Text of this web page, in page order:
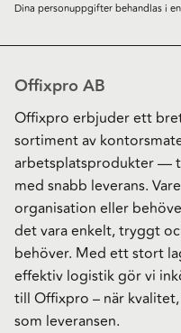
Dina personuppgifter behandlas i
Offixpro AB
Offixpro erbjuder ett
sortiment av
arbetsplatsprodukter —
med snabb leverans.
organisation eller
det vara enkelt, tryggt
behöver. Med ett stort
effektiv logistik gör vi
till Offixpro – när
som leveransen.